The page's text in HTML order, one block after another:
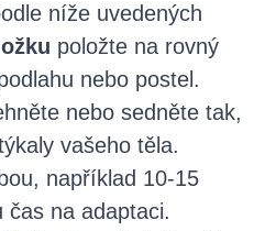
níže uvedených
položte na rovný
nebo postel.
nebo sedněte tak,
vašeho těla.
například 10-15
čas na adaptaci.